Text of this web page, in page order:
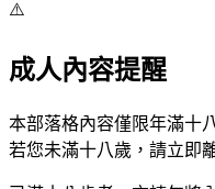
⚠️
成人內容提醒
本部落格內容僅限年滿十
若您未滿十八歲，請立即